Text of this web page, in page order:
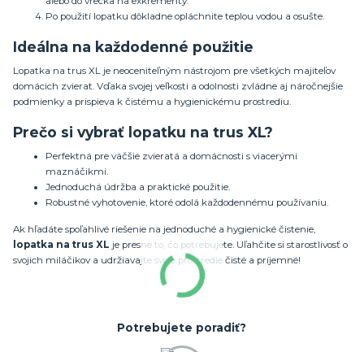
Po použití lopatku dôkladne opláchnite teplou vodou a osušte.
Ideálna na každodenné použitie
Lopatka na trus XL je neoceniteľným nástrojom pre všetkých majiteľov
domácich zvierat. Vďaka svojej veľkosti a odolnosti zvládne aj náročnejšie
podmienky a prispieva k čistému a hygienickému prostrediu.
Prečo si vybrať lopatku na trus XL?
Perfektná pre väčšie zvieratá a domácnosti s viacerými
maznáčikmi.
Jednoduchá údržba a praktické použitie.
Robustné vyhotovenie, ktoré odolá každodennému používaniu.
Ak hľadáte spoľahlivé riešenie na jednoduché a hygienické čistenie,
lopatka na trus XL je presne to, čo potrebujete. Uľahčite si starostlivosť o
svojich miláčikov a udržiavajte svoje prostredie čisté a príjemné!
Potrebujete poradiť?